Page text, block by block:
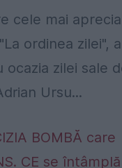
cele mai
ordinea zilei", a
zilei sale
Ursu...